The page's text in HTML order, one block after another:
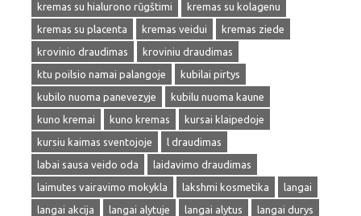
kremas su hialurono rūgštimi
kremas su kolagenu
kremas su placenta
kremas veidui
kremas ziede
krovinio draudimas
kroviniu draudimas
ktu poilsio namai palangoje
kubilai pirtys
kubilo nuoma panevezyje
kubilu nuoma kaune
kuno kremai
kuno kremas
kursai klaipedoje
kursiu kaimas sventojoje
l draudimas
labai sausa veido oda
laidavimo draudimas
laimutes vairavimo mokykla
lakshmi kosmetika
langai
langai akcija
langai alytuje langai alytus
langai durys